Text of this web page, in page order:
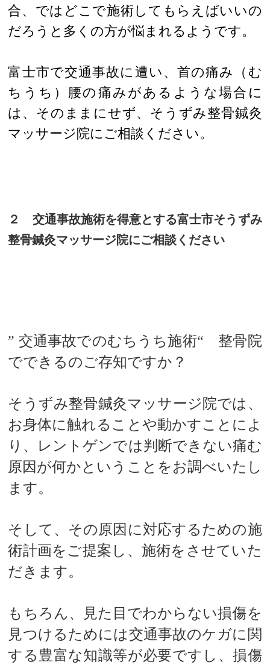
合、ではどこで施術してもらえばいいの
だろうと多くの方が悩まれるようです。
富士市で交通事故に遭い、首の痛み（む
ちうち）腰の痛みがあるような場合に
は、そのままにせず、そうずみ整骨鍼灸
マッサージ院にご相談ください。
２ 交通事故施術を得意とする富士市そうずみ
整骨鍼灸マッサージ院にご相談ください
” 交通事故でのむちうち施術“ 整骨院
でできるのご存知ですか？
そうずみ整骨鍼灸マッサージ院では、
お身体に触れることや動かすことによ
り、レントゲンでは判断できない痛む
原因が何かということをお調べいたし
ます。
そして、その原因に対応するための施
術計画をご提案し、施術をさせていた
だきます。
もちろん、見た目でわからない損傷を
見つけるためには交通事故のケガに関
する豊富な知識等が必要ですし、損傷